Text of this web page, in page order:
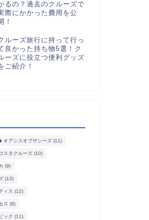
るの？過去のクルーズで
際にかかった費用を公
！
ルーズ旅行に持って行っ
良かった持ち物5選！ク
ーズに役立つ便利グッズ
ご紹介！
オアシスオブザシーズ(11)
スタクルーズ(10)
(9)
(13)
ィス (12)
ス (9)
ック (11)